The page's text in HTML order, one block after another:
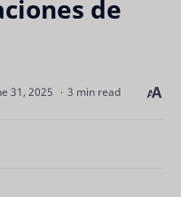
de
3 min read